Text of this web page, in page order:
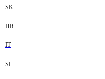
SK
HR
IT
SL